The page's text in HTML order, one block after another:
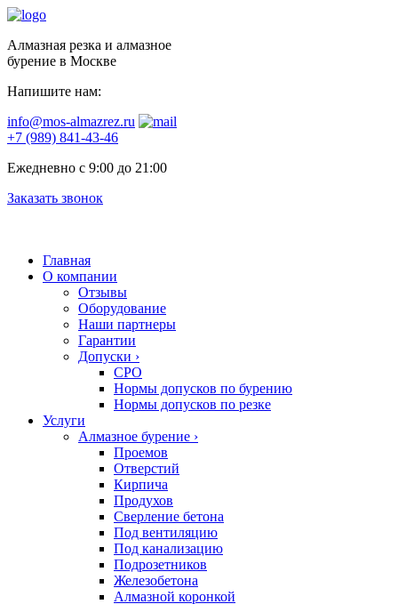
Алмазная резка и алмазное
бурение в Москве
Напишите нам:
info@mos-almazrez.ru
+7 (989) 841-43-46
Ежедневно с 9:00 до 21:00
Заказать звонок
Главная
О компании
Отзывы
Оборудование
Наши партнеры
Гарантии
Допуски ›
СРО
Нормы допусков по бурению
Нормы допусков по резке
Услуги
Алмазное бурение ›
Проемов
Отверстий
Кирпича
Продухов
Сверление бетона
Под вентиляцию
Под канализацию
Подрозетников
Железобетона
Алмазной коронкой